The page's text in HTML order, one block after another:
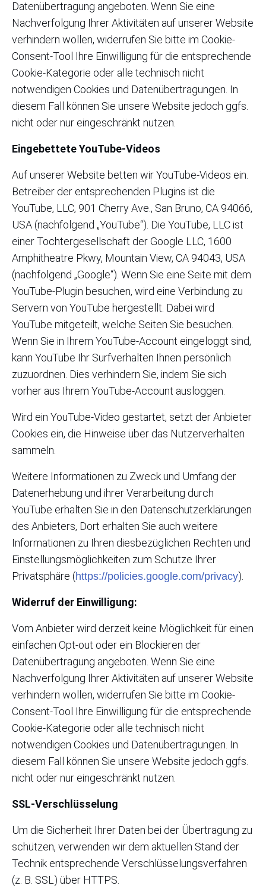
Datenübertragung angeboten. Wenn Sie eine
Nachverfolgung Ihrer Aktivitäten auf unserer Website
verhindern wollen, widerrufen Sie bitte im Cookie-
Consent-Tool Ihre Einwilligung für die entsprechende
Cookie-Kategorie oder alle technisch nicht
notwendigen Cookies und Datenübertragungen. In
diesem Fall können Sie unsere Website jedoch ggfs.
nicht oder nur eingeschränkt nutzen.
Eingebettete YouTube-Videos
Auf unserer Website betten wir YouTube-Videos ein.
Betreiber der entsprechenden Plugins ist die
YouTube, LLC, 901 Cherry Ave., San Bruno, CA 94066,
USA (nachfolgend „YouTube“). Die YouTube, LLC ist
einer Tochtergesellschaft der Google LLC, 1600
Amphitheatre Pkwy, Mountain View, CA 94043, USA
(nachfolgend „Google“). Wenn Sie eine Seite mit dem
YouTube-Plugin besuchen, wird eine Verbindung zu
Servern von YouTube hergestellt. Dabei wird
YouTube mitgeteilt, welche Seiten Sie besuchen.
Wenn Sie in Ihrem YouTube-Account eingeloggt sind,
kann YouTube Ihr Surfverhalten Ihnen persönlich
zuzuordnen. Dies verhindern Sie, indem Sie sich
vorher aus Ihrem YouTube-Account ausloggen.
Wird ein YouTube-Video gestartet, setzt der Anbieter
Cookies ein, die Hinweise über das Nutzerverhalten
sammeln.
Weitere Informationen zu Zweck und Umfang der
Datenerhebung und ihrer Verarbeitung durch
YouTube erhalten Sie in den Datenschutzerklärungen
des Anbieters, Dort erhalten Sie auch weitere
Informationen zu Ihren diesbezüglichen Rechten und
Einstellungsmöglichkeiten zum Schutze Ihrer
Privatsphäre (https://policies.google.com/privacy).
Widerruf der Einwilligung:
Vom Anbieter wird derzeit keine Möglichkeit für einen
einfachen Opt-out oder ein Blockieren der
Datenübertragung angeboten. Wenn Sie eine
Nachverfolgung Ihrer Aktivitäten auf unserer Website
verhindern wollen, widerrufen Sie bitte im Cookie-
Consent-Tool Ihre Einwilligung für die entsprechende
Cookie-Kategorie oder alle technisch nicht
notwendigen Cookies und Datenübertragungen. In
diesem Fall können Sie unsere Website jedoch ggfs.
nicht oder nur eingeschränkt nutzen.
SSL-Verschlüsselung
Um die Sicherheit Ihrer Daten bei der Übertragung zu
schützen, verwenden wir dem aktuellen Stand der
Technik entsprechende Verschlüsselungsverfahren
(z. B. SSL) über HTTPS.